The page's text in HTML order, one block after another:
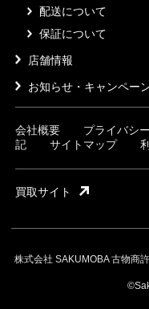
配送について
保証について
店舗情報
お知らせ・キャンペー
会社概要 プライバシ
記
サイトマップ
買取サイト
株式会社 SAKUMOBA 古物商